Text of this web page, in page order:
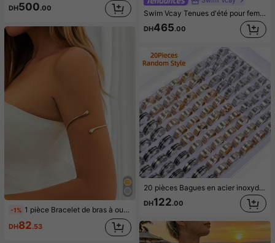
DH500.00
-1% 1 pièce Bracelet de bras à ouverture de lave de style européen et américain, bracelet de bras en métal de style écoulement liquide à la mode (la forme réelle est plate, réglable librement)
DH82.53
Swim Vcay Tenues d'été pour femmes, Cache-maillot à taille cordonnée à manches longues pour femmes, mariage, plage d'été
DH465.00
20 pièces Bagues en acier inoxydable à la mode, styles mixtes unisexes, minimalistes cœur, papillon, motifs géométriques, bijoux, cadeaux de fête
DH122.00